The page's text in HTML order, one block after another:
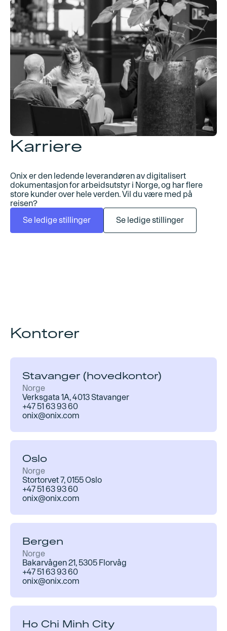
Karriere
Onix er den ledende leverandøren av digitalisert
dokumentasjon for arbeidsutstyr i Norge, og har flere
store kunder over hele verden. Vil du være med på
reisen?
Se ledige stillinger
Se ledige stillinger
Kontorer
Stavanger (hovedkontor)
Norge
Verksgata 1A, 4013 Stavanger
+47 51 63 93 60
onix@onix.com
Oslo
Norge
Stortorvet 7, 0155 Oslo
+47 51 63 93 60
onix@onix.com
Bergen
Norge
Bakarvågen 21, 5305 Florvåg
+47 51 63 93 60
onix@onix.com
Ho Chi Minh City